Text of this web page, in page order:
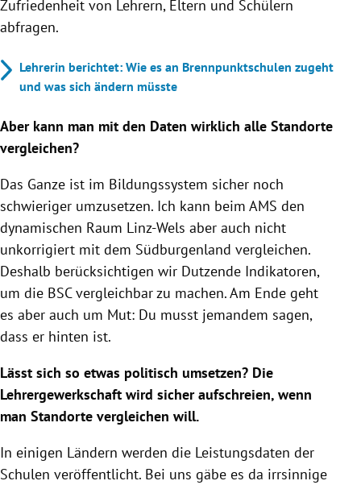
Zufriedenheit von Lehrern, Eltern und Schülern
abfragen.
Lehrerin berichtet: Wie es an Brennpunktschulen zugeht
und was sich ändern müsste
Aber kann man mit den Daten wirklich alle Standorte
vergleichen?
Das Ganze ist im Bildungssystem sicher noch
schwieriger umzusetzen. Ich kann beim AMS den
dynamischen Raum Linz-Wels aber auch nicht
unkorrigiert mit dem Südburgenland vergleichen.
Deshalb berücksichtigen wir Dutzende Indikatoren,
um die BSC vergleichbar zu machen. Am Ende geht
es aber auch um Mut: Du musst jemandem sagen,
dass er hinten ist.
Lässt sich so etwas politisch umsetzen? Die
Lehrergewerkschaft wird sicher aufschreien, wenn
man Standorte vergleichen will.
In einigen Ländern werden die Leistungsdaten der
Schulen veröffentlicht. Bei uns gäbe es da irrsinnige